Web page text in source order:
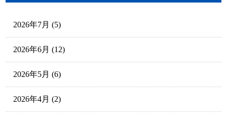
2026年7月 (5)
2026年6月 (12)
2026年5月 (6)
2026年4月 (2)